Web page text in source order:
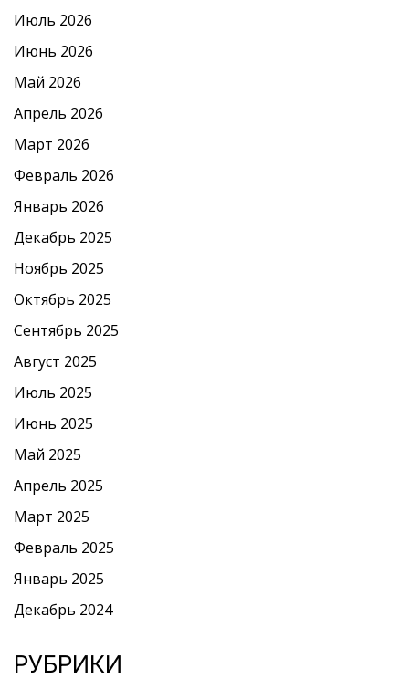
Июль 2026
Июнь 2026
Май 2026
Апрель 2026
Март 2026
Февраль 2026
Январь 2026
Декабрь 2025
Ноябрь 2025
Октябрь 2025
Сентябрь 2025
Август 2025
Июль 2025
Июнь 2025
Май 2025
Апрель 2025
Март 2025
Февраль 2025
Январь 2025
Декабрь 2024
РУБРИКИ